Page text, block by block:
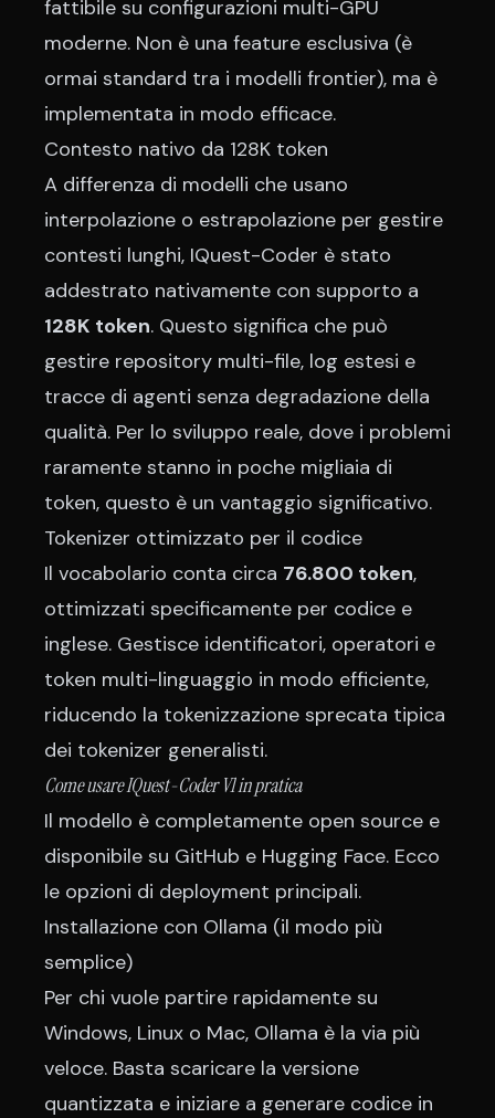
fattibile su configurazioni multi-GPU
moderne. Non è una feature esclusiva (è
ormai standard tra i modelli frontier), ma è
implementata in modo efficace.
Contesto nativo da 128K token
A differenza di modelli che usano
interpolazione o estrapolazione per gestire
contesti lunghi, IQuest-Coder è stato
addestrato nativamente con supporto a
128K token. Questo significa che può
gestire repository multi-file, log estesi e
tracce di agenti senza degradazione della
qualità. Per lo sviluppo reale, dove i problemi
raramente stanno in poche migliaia di
token, questo è un vantaggio significativo.
Tokenizer ottimizzato per il codice
Il vocabolario conta circa 76.800 token,
ottimizzati specificamente per codice e
inglese. Gestisce identificatori, operatori e
token multi-linguaggio in modo efficiente,
riducendo la tokenizzazione sprecata tipica
dei tokenizer generalisti.
Come usare IQuest-Coder V1 in pratica
Il modello è completamente open source e
disponibile su GitHub e Hugging Face. Ecco
le opzioni di deployment principali.
Installazione con Ollama (il modo più
semplice)
Per chi vuole partire rapidamente su
Windows, Linux o Mac, Ollama è la via più
veloce. Basta scaricare la versione
quantizzata e iniziare a generare codice in